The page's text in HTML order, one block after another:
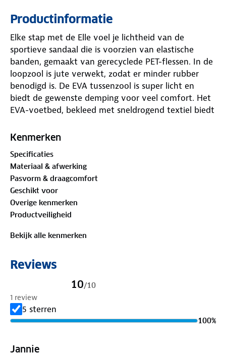
Productinformatie
Elke stap met de Elle voel je lichtheid van de
sportieve sandaal die is voorzien van elastische
banden, gemaakt van gerecyclede PET-flessen. In de
loopzool is jute verwekt, zodat er minder rubber
benodigd is. De EVA tussenzool is super licht en
biedt de gewenste demping voor veel comfort. Het
EVA-voetbed, bekleed met sneldrogend textiel biedt
Kenmerken
Specificaties
Materiaal & afwerking
Pasvorm & draagcomfort
Geschikt voor
Overige kenmerken
Productveiligheid
Bekijk alle kenmerken
Reviews
10/10
1 review
5 sterren
100%
Jannie